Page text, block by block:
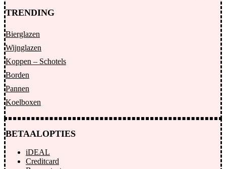
TRENDING
Bierglazen
Wijnglazen
Koppen – Schotels
Borden
Pannen
Koelboxen
BETAALOPTIES
iDEAL
Creditcard